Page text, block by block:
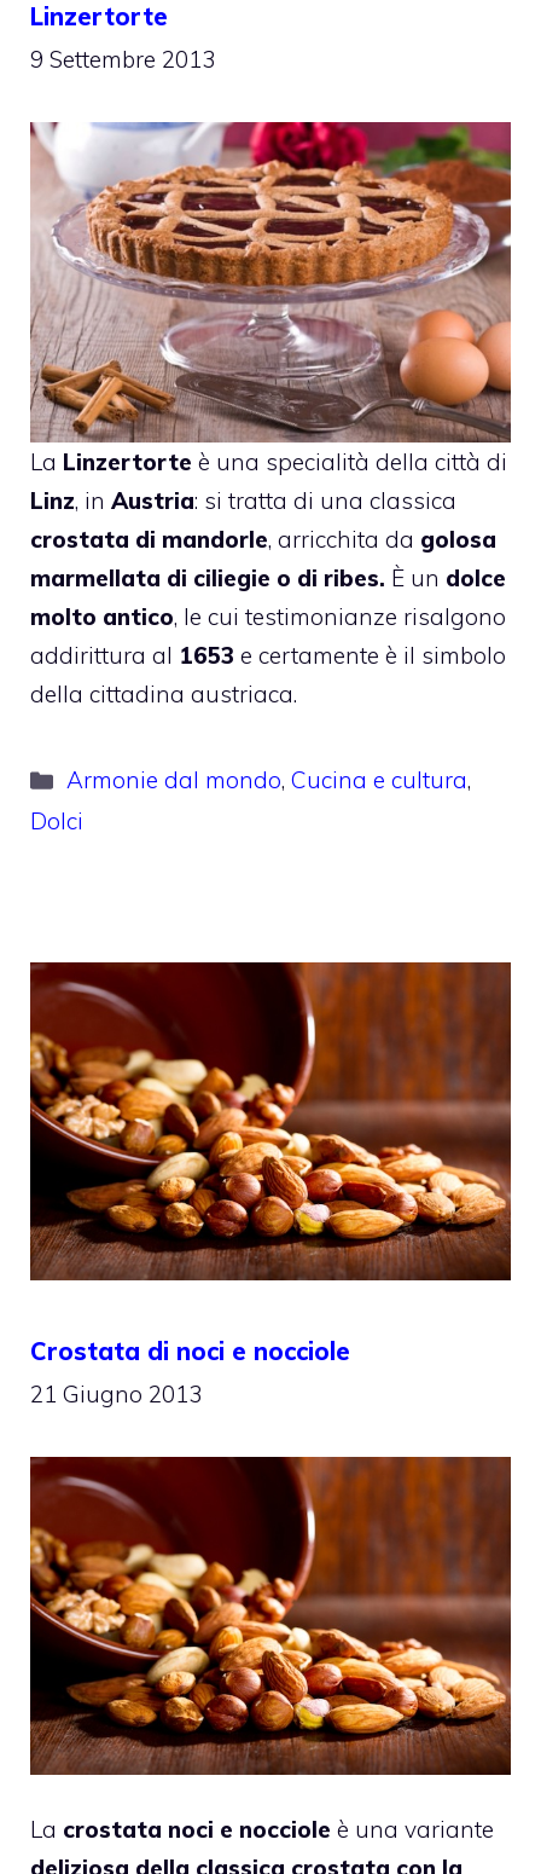
Linzertorte
9 Settembre 2013
La Linzertorte è una specialità della città di
Linz, in Austria: si tratta di una classica
crostata di mandorle, arricchita da golosa
marmellata di ciliegie o di ribes. È un dolce
molto antico, le cui testimonianze risalgono
addirittura al 1653 e certamente è il simbolo
della cittadina austriaca.
Categorie
Armonie dal mondo,Cucina e cultura,
Dolci
Crostata di noci e nocciole
21 Giugno 2013
La crostata noci e nocciole è una variante
deliziosa della classica crostata con la